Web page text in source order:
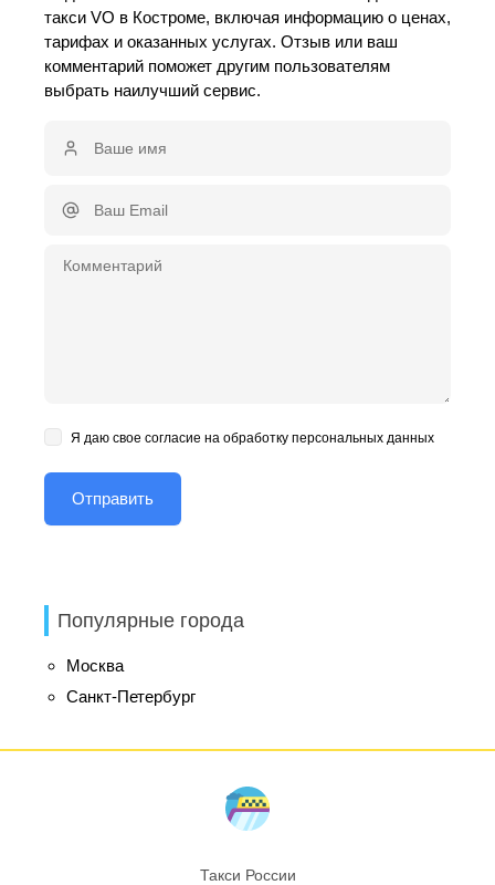
такси VO в Костроме, включая информацию о ценах,
тарифах и оказанных услугах. Отзыв или ваш
комментарий поможет другим пользователям
выбрать наилучший сервис.
Я даю свое согласие на обработку персональных данных
Популярные города
Москва
Санкт-Петербург
Такси России